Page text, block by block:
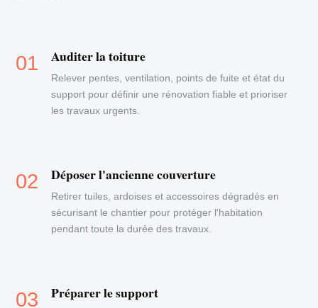
Auditer la toiture
Relever pentes, ventilation, points de fuite et état du
support pour définir une rénovation fiable et prioriser
les travaux urgents.
Déposer l'ancienne couverture
Retirer tuiles, ardoises et accessoires dégradés en
sécurisant le chantier pour protéger l'habitation
pendant toute la durée des travaux.
Préparer le support